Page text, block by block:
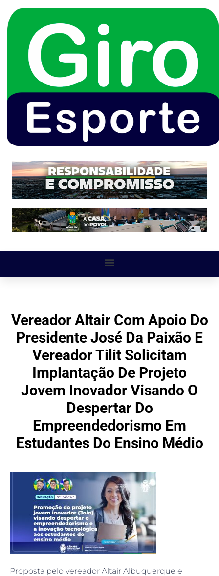
Vereador Altair Com Apoio Do
Presidente José Da Paixão E
Vereador Tilit Solicitam
Implantação De Projeto
Jovem Inovador Visando O
Despertar Do
Empreendedorismo Em
Estudantes Do Ensino Médio
Proposta pelo vereador Altair Albuquerque e